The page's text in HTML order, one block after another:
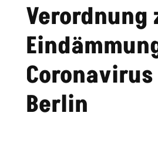
Verordnung
Berlin